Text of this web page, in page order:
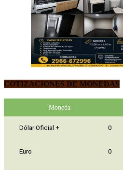
COTIZACIONES DE MONEDAS
Moneda
Dólar Oficial + 0
Euro 0